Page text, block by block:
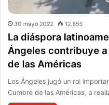
30 mayo 2022 12.855
La diáspora
Ángeles contribuye
de las Américas
Los Ángeles jugó un rol
Cumbre de las Américas, a